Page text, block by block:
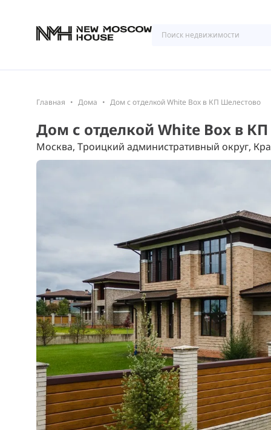
Главная Дома Дом с отделкой White Box в КП Шелестово
Дом с отделкой White Box в
Москва, Троицкий административный округ,